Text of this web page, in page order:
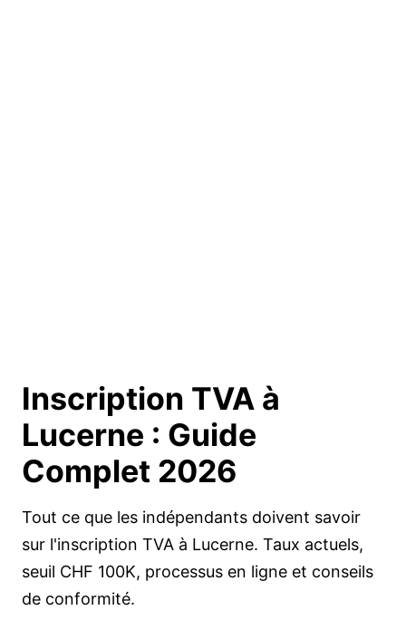
Inscription TVA à
Lucerne : Guide
Complet 2026
Tout ce que les indépendants doivent savoir
sur l'inscription TVA à Lucerne. Taux actuels,
seuil CHF 100K, processus en ligne et conseils
de conformité.